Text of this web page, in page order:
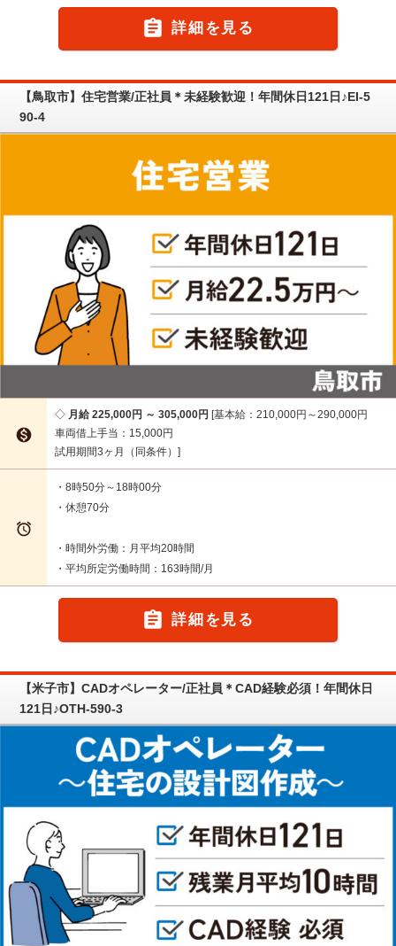
 詳細を見る
【鳥取市】住宅営業/正社員＊未経験歓迎！年間休日121日♪EI-5
90-4

月給 225,000円 ～ 305,000円 基本給：210,000円～290,000円
車両借上手当：15,000円
試用期間3ヶ月（同条件）

・8時50分～18時00分
・休憩70分
・時間外労働：月平均20時間
・平均所定労働時間：163時間/月
 詳細を見る
【米子市】CADオペレーター/正社員＊CAD経験必須！年間休日
121日♪OTH-590-3